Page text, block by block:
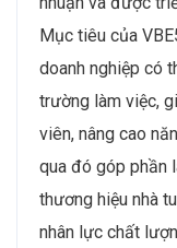
Mục tiêu của
doanh nghiệp có
trường làm việc,
viên, nâng cao
qua đó góp phần
thương hiệu nhà
nhân lực chất